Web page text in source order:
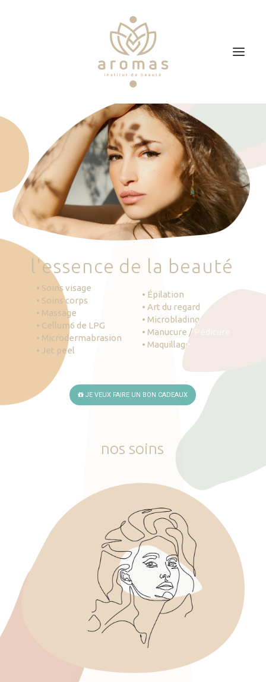
Soins
Je veux faire un bon cadeau
Plan d’accès
Prendre RDV
'essence de la beauté
• Soins visage
• Soins corps
• Massage
• Cellum6 de LPG
• Microdermabrasion
• Jet peel
• Épilation
• Art du regard
• Microblading
• Manucure / Pédicure
• Maquillage
JE VEUX FAIRE UN BON CADEAUX
nos soins